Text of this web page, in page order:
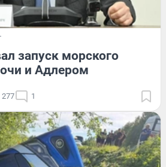
запуск морского
и Адлером
277 1